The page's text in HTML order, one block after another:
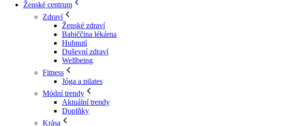
Ženské centrum
Zdraví
Ženské zdraví
Babiččina lékárna
Hubnutí
Duševní zdraví
Wellbeing
Fitness
Jóga a pilates
Módní trendy
Aktuální trendy
Doplňky
Krása